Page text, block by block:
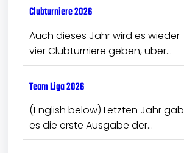
Clubturniere 2026
Auch dieses Jahr wird es wieder
vier Clubturniere geben, über…
Team Liga 2026
(English below) Letzten Jahr gab
es die erste Ausgabe der…